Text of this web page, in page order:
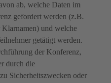
ab, welche Daten im
gefordert werden (z.B.
und welche
getätigt werden.
der Konferenz,
durch die
Sicherheitszwecken oder